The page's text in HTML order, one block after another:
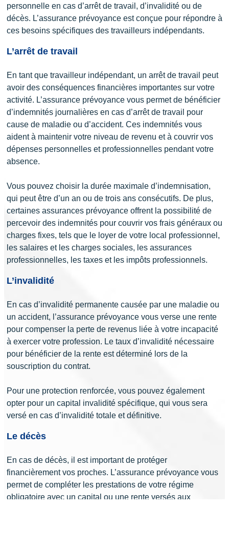
personnelle en cas d’arrêt de travail, d’invalidité ou de
décès. L’assurance prévoyance est conçue pour répondre à
ces besoins spécifiques des travailleurs indépendants.
L’arrêt de travail
En tant que travailleur indépendant, un arrêt de travail peut
avoir des conséquences financières importantes sur votre
activité. L’assurance prévoyance vous permet de bénéficier
d’indemnités journalières en cas d’arrêt de travail pour
cause de maladie ou d’accident. Ces indemnités vous
aident à maintenir votre niveau de revenu et à couvrir vos
dépenses personnelles et professionnelles pendant votre
absence.
Vous pouvez choisir la durée maximale d’indemnisation,
qui peut être d’un an ou de trois ans consécutifs. De plus,
certaines assurances prévoyance offrent la possibilité de
percevoir des indemnités pour couvrir vos frais généraux ou
charges fixes, tels que le loyer de votre local professionnel,
les salaires et les charges sociales, les assurances
professionnelles, les taxes et les impôts professionnels.
L’invalidité
En cas d’invalidité permanente causée par une maladie ou
un accident, l’assurance prévoyance vous verse une rente
pour compenser la perte de revenus liée à votre incapacité
à exercer votre profession. Le taux d’invalidité nécessaire
pour bénéficier de la rente est déterminé lors de la
souscription du contrat.
Pour une protection renforcée, vous pouvez également
opter pour un capital invalidité spécifique, qui vous sera
versé en cas d’invalidité totale et définitive.
Le décès
En cas de décès, il est important de protéger
financièrement vos proches. L’assurance prévoyance vous
permet de compléter les prestations de votre régime
obligatoire avec un capital ou une rente versés aux